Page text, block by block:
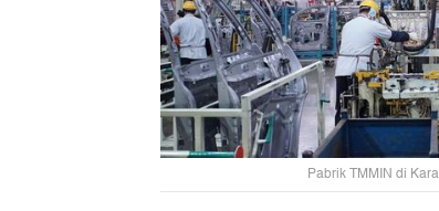
Pabrik TMMIN di